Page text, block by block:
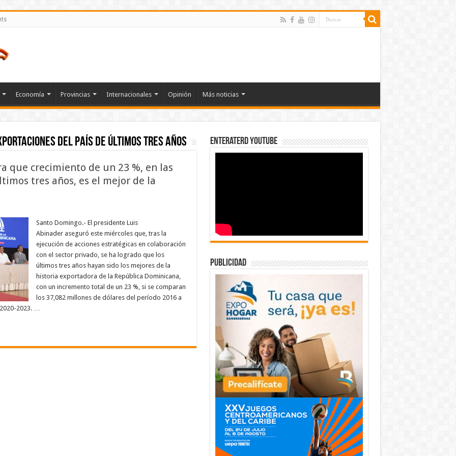
Economía Provincias Internacionales Opinión Más noticias
del país de últimos tres años
que crecimiento de un 23 %, en las
tres años, es el mejor de la
Santo Domingo.- El presidente Luis
Abinader aseguró este miércoles que, tras la
ejecución de acciones estratégicas en colaboración
con el sector privado, se ha logrado que los
últimos tres años hayan sido los mejores de la
historia exportadora de la República Dominicana,
con un incremento total de un 23 %, si se comparan
los 37,082 millones de dólares del período 2016 a
2023. …
EnterateRD YOUTUBE
publicidad